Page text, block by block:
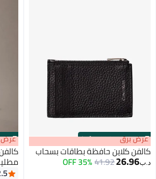
بسحاب
00m:00s
·
100% Left عرض برق
كالفن كلاين محفظة ثنائية الطي
مطلية